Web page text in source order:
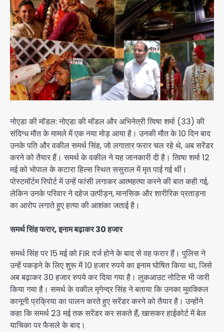
नोएडा की मॉडल: नोएडा की मॉडल और अभिनेत्री त्विषा शर्मा (33) की
संदिग्ध मौत के मामले में एक नया मोड़ आया है। उनकी मौत के 10 दिन बाद
उनके पति और वकील समर्थ सिंह, जो लगातार फरार चल रहे थे, अब सरेंडर
करने को तैयार हैं। समर्थ के वकील ने यह जानकारी दी है। त्विषा शर्मा 12
मई को भोपाल के कटारा हिल्स स्थित ससुराल में मृत पाई गई थीं।
पोस्टमॉर्टम रिपोर्ट में उन्हें फांसी लगाकर आत्महत्या करने की बात कही गई,
लेकिन उनके परिवार ने दहेज उत्पीड़न, मानसिक और शारीरिक प्रताड़ना
का आरोप लगाते हुए हत्या की आशंका जताई है।
समर्थ सिंह फरार, इनाम बढ़ाकर 30 हजार
समर्थ सिंह पर 15 मई को FIR दर्ज होने के बाद से वह फरार हैं। पुलिस ने
उन्हें पकड़ने के लिए शुरू में 10 हजार रुपये का इनाम घोषित किया था, जिसे
अब बढ़ाकर 30 हजार रुपये कर दिया गया है। लुकआउट नोटिस भी जारी
किया गया है। समर्थ के वकील मृगेन्द्र सिंह ने बताया कि उनका मुवक्किल
कानूनी प्रक्रिया का पालन करते हुए सरेंडर करने को तैयार है। उन्होंने
कहा कि समर्थ 23 मई तक सरेंडर कर सकते हैं, खासकर हाईकोर्ट में बेल
याचिका पर फैसले के बाद।